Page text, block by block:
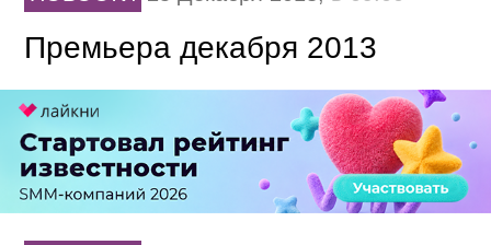
Премьера декабря 2013